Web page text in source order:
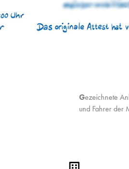
Gezeichnete
und Fahrer der